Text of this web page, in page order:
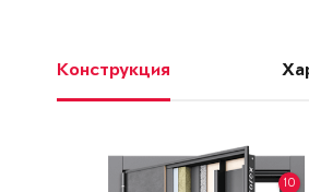
Конструкция
10